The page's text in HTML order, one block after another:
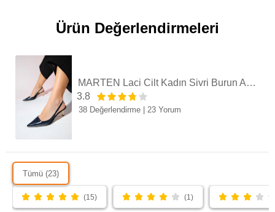
Ürün Değerlendirmeleri
MARTEN Laci Cilt Kadın Sivri Burun Arkası Açık İnce Topuklu Ayakkabı
3.8
38 Değerlendirme 23 Yorum
Tümü (23)
(15) (1)